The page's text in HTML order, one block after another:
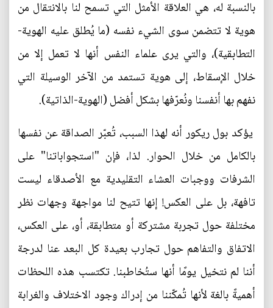
بالنسبة له، هي العلاقة الأمثل التي تسمح لنا بالانتقال من
هوية لا تتضمن سوى الشيء نفسه (ما يُطلق عليه الهوية-
التطابقية)، والتي يرى علماء النفس أنها لا تعمل إلا من
خلال الإسقاط، إلى هوية تستمد من الآخر الوسيلة التي
نفهم بها أنفسنا ونُعرّفها بشكل أفضل (الهوية-الذاتية).
يؤكد بول ريكور أنه لهذا السبب، تُعبّر الصداقة عن نفسها
بالكامل من خلال الحوار. لذا، فإن "استجواباتنا" على
الشرفات ووجبات العشاء التقليدية مع الأصدقاء ليست
تافهة، بل على العكس! إنها تتيح لنا مواجهة وجهات نظر
مختلفة حول تجربة مشتركة أو متطابقة، أو، على العكس،
الاتفاق والتفاهم حول تجارب بعيدة كل البعد عنا لدرجة
أننا لم نتخيل يومًا أنها ستُخاطبنا. تكتسب هذه اللحظات
أهميةً بالغة لأنها تُمكّننا من إدراك وجود الاختلاف والغرابة